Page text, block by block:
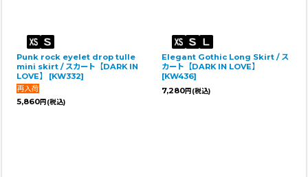
Punk rock eyelet drop tulle
mini skirt / スカート【DARK IN
LOVE】
[KW332]
5,860円 (税込)
Elegant Gothic Long Skirt / ス
カート【DARK IN LOVE】
[KW436]
7,280円 (税込)